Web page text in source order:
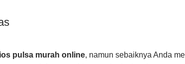
pulsa murah online, namun sebaiknya Anda